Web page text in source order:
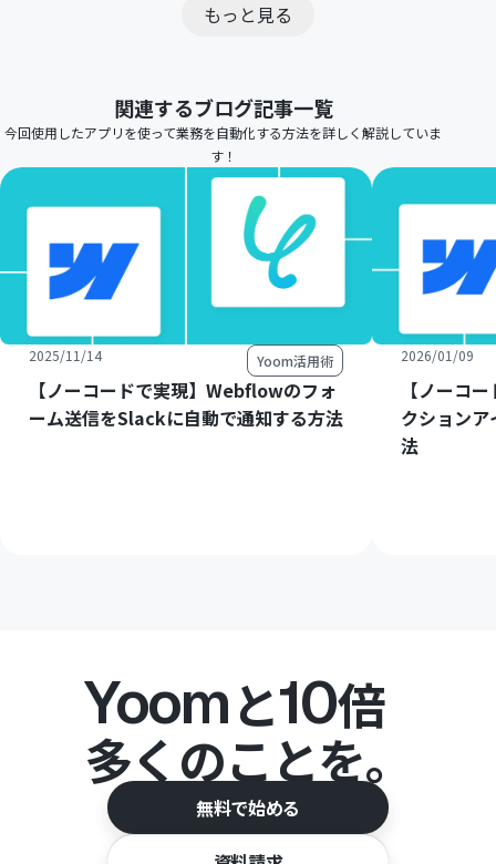
もっと見る
関連するブログ記事一覧
今回使用したアプリを使って業務を自動化する方法を詳しく解説していま
す！
2025/11/14 Yoom活用術
【ノーコードで実現】Webflowのフォ
ーム送信をSlackに自動で通知する方法
2026/01/09
【ノーコ
クション
法
Yoomと10倍
多くのことを。
無料で始める